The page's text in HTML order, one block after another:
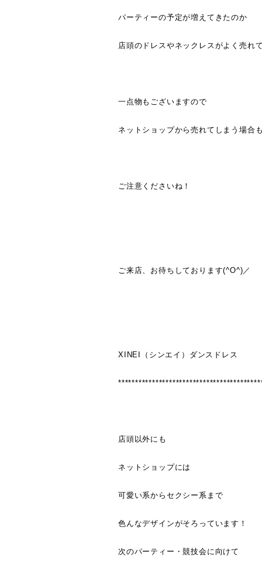
パーティーの予定が増えてきたのか
店頭のドレスやネックレスがよく売れて
一点物もございますので
ネットショップから売れてしまう場合
ご注意くださいね！
ご来店、お待ちしております(^O^)／
XINEI（シンエイ）ダンスドレス
店頭以外にも
ネットショップには
可愛い系からセクシー系まで
色んなデザインがそろっています！
次のパーティー・競技会に向けて